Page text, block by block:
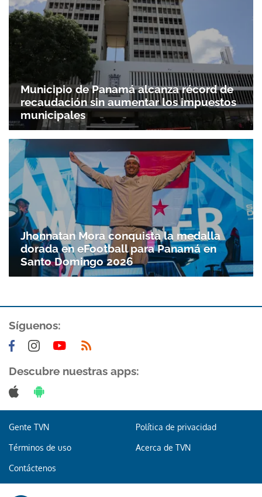
Gracias por suscribirte a nuestro boletín.
Municipio de Panamá alcanza récord de
recaudación sin aumentar los impuestos
municipales
Jhonnatan Mora conquista la medalla
dorada en eFootball para Panamá en
Santo Doming­o 2026
Síguenos:
Descubre nuestras apps:
Gente TVN Política de privacidad
Términos de uso Acerca de TVN
Contáctenos